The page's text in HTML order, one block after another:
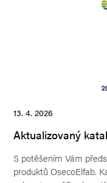
13. 4. 2026
Aktualizovaný
S potěšením Vám
produktů OsecoElfab.